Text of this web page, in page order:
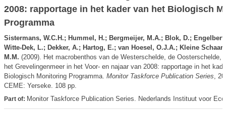
2008: rapportage in het kader van het Biologisch
Programma
Sistermans, W.C.H.; Hummel, H.; Bergmeijer, M.A.; Blok, D.;
Witte-Dek, L.; Dekker, A.; Hartog, E.; van Hoesel, O.J.A.; Kleine
M.M. (2009). Het macrobenthos van de Westerschelde, de Oosterschelde,
het Grevelingenmeer in het Voor- en najaar van 2008: rapportage in het
Biologisch Monitoring Programma. Monitor Taskforce Publication Series,
CEME: Yerseke. 108 pp.
Part of: Monitor Taskforce Publication Series. Nederlands Instituut voor